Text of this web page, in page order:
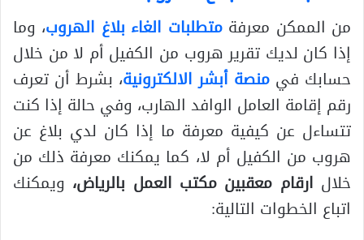
من الممكن معرفةمتطلبات الغاء بلاغ الهروب، وما
إذا كان لديك تقرير هروب من الكفيل أم لا من خلال
حسابك في منصة أبشر الالكترونية، بشرط أن تعرف
رقم إقامة العامل الوافد الهارب، وفي حالة إذا كنت
تتساءل عن كيفية معرفة ما إذا كان لدي بلاغ عن
هروب من الكفيل أم لا، كما يمكنك معرفة ذلك من
خلال ارقام معقبين مكتب العمل بالرياض، ويمكنك
اتباع الخطوات التالية: